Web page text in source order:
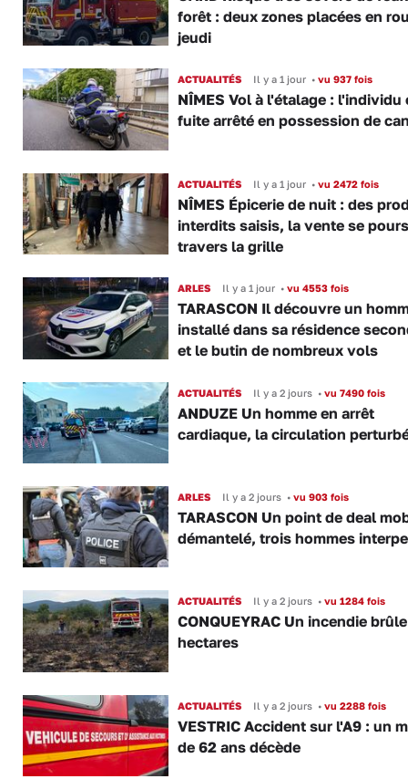
forêt : deux zones placées en
jeudi
ACTUALITÉS Il y a 1 jour •vu 937 fois
NÎMES Vol à l'étalage : l'individu
fuite arrêté en possession de
ACTUALITÉS Il y a 1 jour •vu 2472 fois
NÎMES Épicerie de nuit : des
interdits saisis, la vente se
travers la grille
ARLES Il y a 1 jour •vu 4553 fois
TARASCON Il découvre un
installé dans sa résidence
et le butin de nombreux vols
ACTUALITÉS Il y a 2 jours •vu 7490 fois
ANDUZE Un homme en arrêt
cardiaque, la circulation
ARLES Il y a 2 jours •vu 903 fois
TARASCON Un point de deal
démantelé, trois hommes
ACTUALITÉS Il y a 2 jours •vu 1284 fois
CONQUEYRAC Un incendie
hectares
ACTUALITÉS Il y a 2 jours •vu 2288 fois
VESTRIC Accident sur l'A9 : un
de 62 ans décède